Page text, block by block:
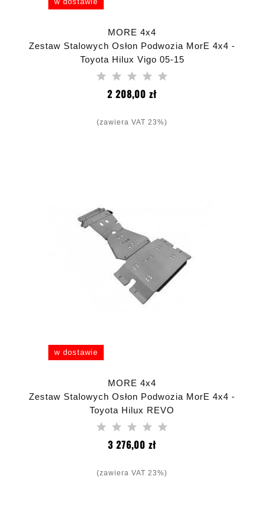
MORE 4x4
Zestaw Stalowych Osłon Podwozia MorE 4x4 -
Toyota Hilux Vigo 05-15
2 208,00 złCena
(zawiera VAT 23%)
w dostawie
MORE 4x4
Zestaw Stalowych Osłon Podwozia MorE 4x4 -
Toyota Hilux REVO
3 276,00 złCena
(zawiera VAT 23%)